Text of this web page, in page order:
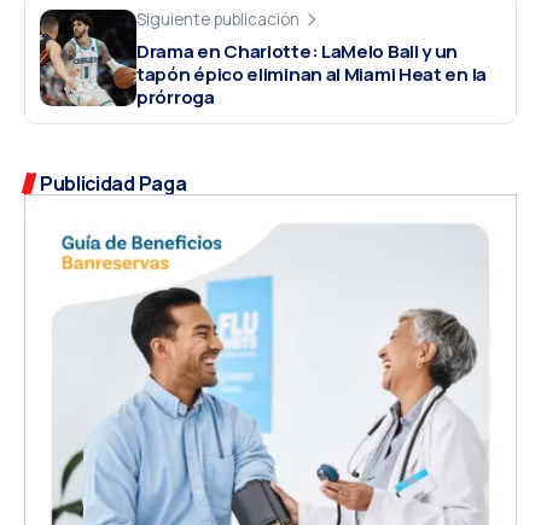
Siguiente publicación
Drama en Charlotte: LaMelo Ball y un
tapón épico eliminan al Miami Heat en la
prórroga
Publicidad Paga